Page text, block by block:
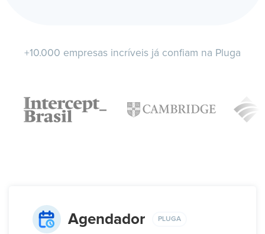
+10.000 empresas incríveis já confiam na Pluga
Agendador PLUGA